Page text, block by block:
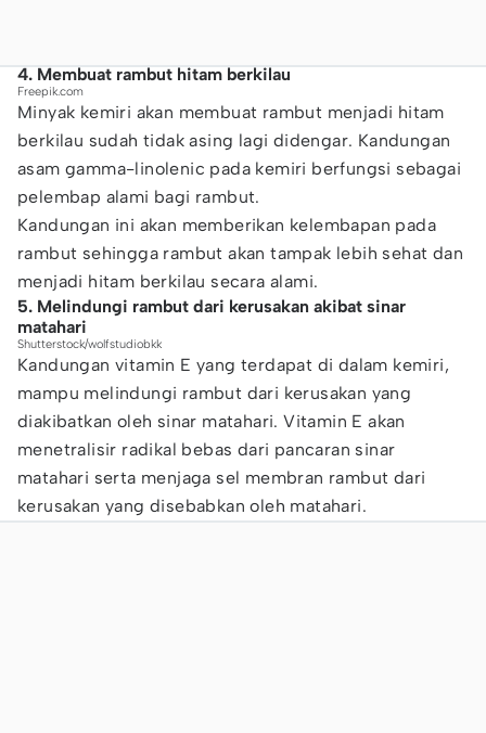
4. Membuat rambut hitam berkilau
Freepik.com
Minyak kemiri akan membuat rambut menjadi hitam
berkilau sudah tidak asing lagi didengar. Kandungan
asam gamma-linolenic pada kemiri berfungsi sebagai
pelembap alami bagi rambut.
Kandungan ini akan memberikan kelembapan pada
rambut sehingga rambut akan tampak lebih sehat dan
menjadi hitam berkilau secara alami.
5. Melindungi rambut dari kerusakan akibat sinar
matahari
Shutterstock/wolfstudiobkk
Kandungan vitamin E yang terdapat di dalam kemiri,
mampu melindungi rambut dari kerusakan yang
diakibatkan oleh sinar matahari. Vitamin E akan
menetralisir radikal bebas dari pancaran sinar
matahari serta menjaga sel membran rambut dari
kerusakan yang disebabkan oleh matahari.